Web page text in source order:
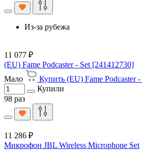
Из-за рубежа
11 077 ₽
(EU) Fame Podcaster - Set [241412730]
Мало
Купить (EU) Fame Podcaster
Купили
98 раз
11 286 ₽
Микрофон JBL Wireless Microphone Set